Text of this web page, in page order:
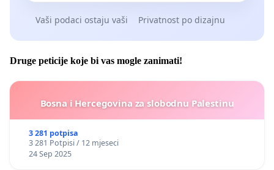
Vaši podaci ostaju vaši Privatnost po dizajnu
Druge peticije koje bi vas mogle zanimati!
Bosna i Hercegovina za slobodnu Palestinu
3 281 potpisa
3 281 Potpisi / 12 mjeseci
24 Sep 2025